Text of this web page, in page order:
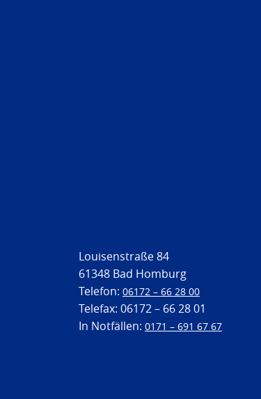
Louisenstraße 84
61348 Bad Homburg
Telefon: 06172 – 66 28 00
Telefax: 06172 – 66 28 01
In Notfällen: 0171 – 691 67 67